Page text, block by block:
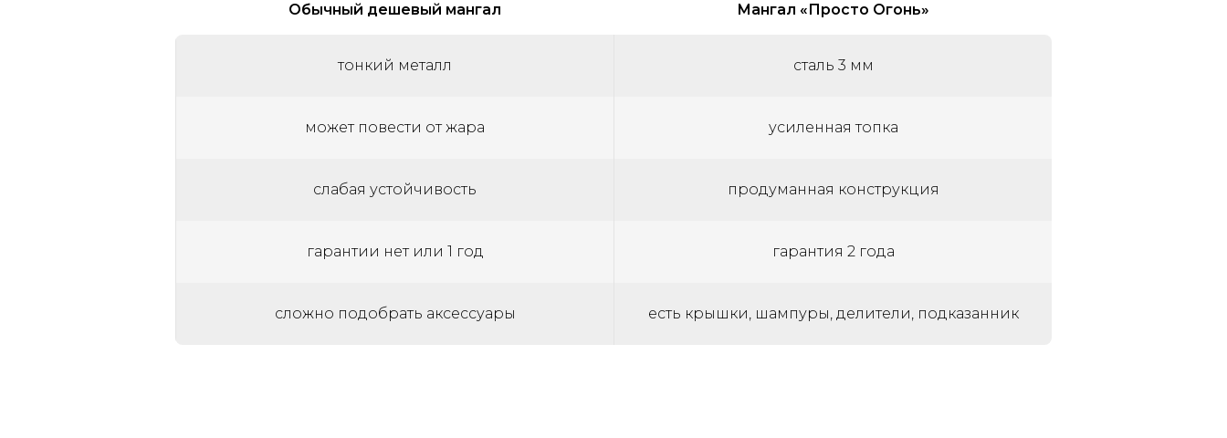
Обычный дешевый мангал Мангал «Просто Огонь»
тонкий металл сталь 3 мм
может повести от жара усиленная топка
слабая устойчивость продуманная конструкция
гарантии нет или 1 год гарантия 2 года
сложно подобрать аксессуары есть крышки, шампуры, делители, подказанник